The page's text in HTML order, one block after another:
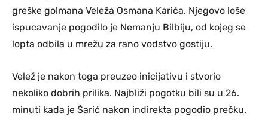
greške golmana Veleža Osmana Karića. Njegovo loše
ispucavanje pogodilo je Nemanju Bilbiju, od kojeg se
lopta odbila u mrežu za rano vodstvo gostiju.
Velež je nakon toga preuzeo inicijativu i stvorio
nekoliko dobrih prilika. Najbliži pogotku bili su u 26.
minuti kada je Šarić nakon indirekta pogodio prečku.